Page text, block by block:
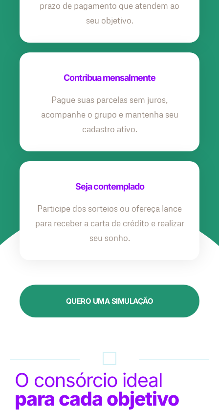
prazo de pagamento que atendem ao
seu objetivo.
Contribua mensalmente
Pague suas parcelas sem juros,
acompanhe o grupo e mantenha seu
cadastro ativo.
Seja contemplado
Participe dos sorteios ou ofereça lance
para receber a carta de crédito e realizar
seu sonho.
QUERO UMA SIMULAÇÃO
O consórcio ideal
para cada objetivo